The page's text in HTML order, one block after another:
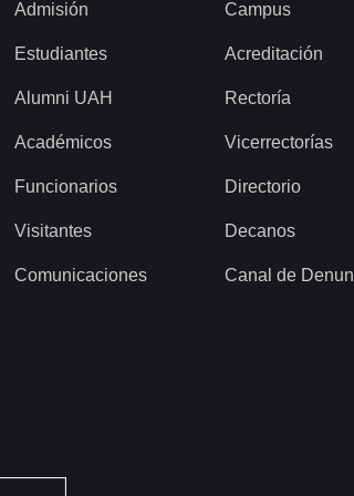
Admisión
Estudiantes
Alumni UAH
Académicos
Funcionarios
Visitantes
Comunicaciones
Campus
Acreditación
Rectoría
Vicerrectorías
Directorio
Decanos
Canal de